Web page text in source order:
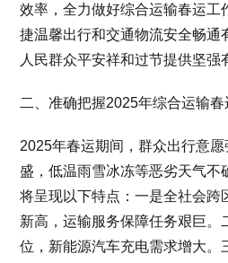
效率，全力做好综合运输春运工
捷温馨出行和交通物流安全畅通
人民群众平安祥和过节提供坚强
二、准确把握2025年综合运输
2025年春运期间，群众出行意
盛，低温雨雪冰冻等恶劣天气不
将呈现以下特点：一是全社会跨
新高，运输服务保障任务艰巨。
位，新能源汽车充电需求增大。